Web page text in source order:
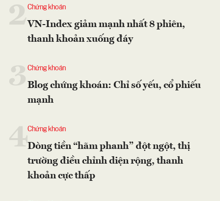
2Chứng khoán
VN-Index giảm mạnh nhất 8 phiên,
thanh khoản xuống đáy
Chứng khoán
Blog chứng khoán: Chỉ số yếu, cổ phiếu
mạnh
4Chứng khoán
Dòng tiền “hãm phanh” đột ngột, thị
trường điều chỉnh diện rộng, thanh
khoản cực thấp